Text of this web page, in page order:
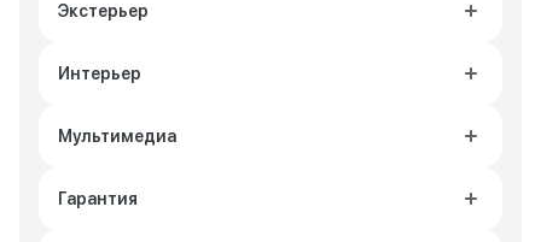
Экстерьер
Интерьер
Мультимедиа
Гарантия